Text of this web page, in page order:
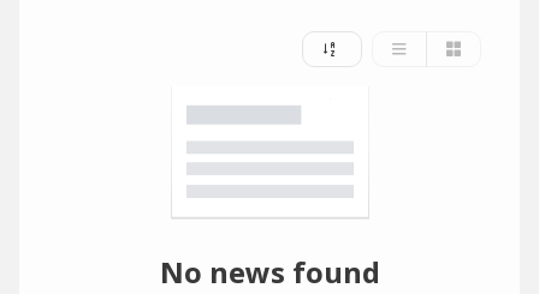
No news found